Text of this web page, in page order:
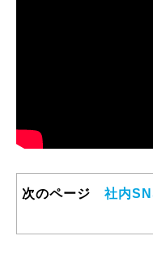
次のページ 社内